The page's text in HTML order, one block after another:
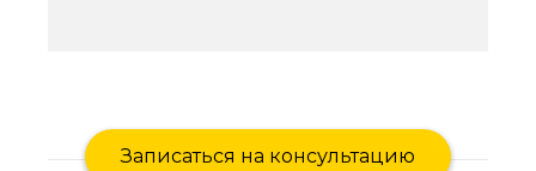
Записаться на консультацию